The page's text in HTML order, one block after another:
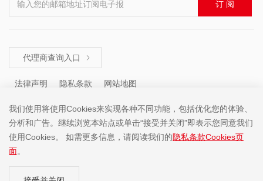
输入您的邮箱地址订阅电子报 订 阅
代理商查询入口 
法律声明 隐私条款 网站地图
咨询热线 ： +86 (755) 8671 5143
我们使用将使用Cookies来实现各种不同功能，包括优化您的体验、
分析和广告。继续浏览本站点或单击“接受并关闭”即表示您同意我们
使用Cookies。 如需更多信息，请阅读我们的隐私条款Cookies页
面。